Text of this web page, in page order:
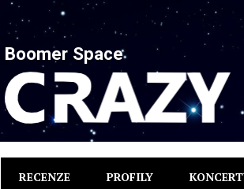
Boomer Space
RECENZE PROFILY